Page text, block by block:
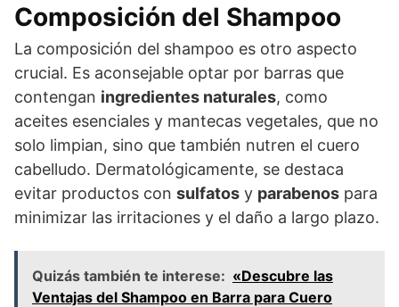
Composición del Shampoo
La composición del shampoo es otro aspecto
crucial. Es aconsejable optar por barras que
contengan ingredientes naturales, como
aceites esenciales y mantecas vegetales, que no
solo limpian, sino que también nutren el cuero
cabelludo. Dermatológicamente, se destaca
evitar productos con sulfatos y parabenos para
minimizar las irritaciones y el daño a largo plazo.
Quizás también te interese: «Descubre las
Ventajas del Shampoo en Barra para Cuero